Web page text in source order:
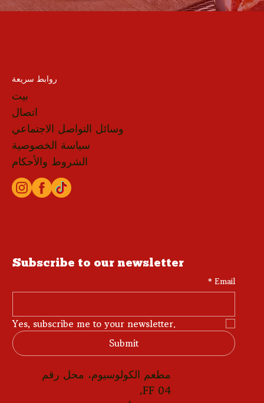
روابط سريعة
بيت
اتصال
وسائل التواصل الاجتماعي
سياسة الخصوصية
الشروط والأحكام
Subscribe to our newsletter
Email
*
Yes, subscribe me to your newsletter.
Submit
مطعم الكولوسيوم، محل رقم
FF 04،